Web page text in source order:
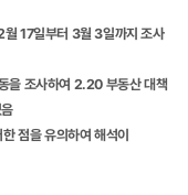
17일부터 3월 3일까지 조사
을 조사하여 2.20 부동산 대책
점을 유의하여 해석이